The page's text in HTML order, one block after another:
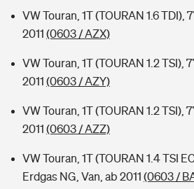
VW Touran, 1T (TOURAN 1.6 TDI),
2011 (0603 / AZX)
VW Touran, 1T (TOURAN 1.2 TSI),
2011 (0603 / AZY)
VW Touran, 1T (TOURAN 1.2 TSI),
2011 (0603 / AZZ)
VW Touran, 1T (TOURAN 1.4 TSI
Erdgas NG, Van, ab 2011 (0603 /